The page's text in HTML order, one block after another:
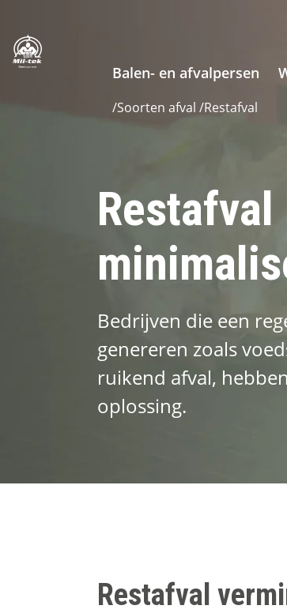
Balen- en afvalpersen
/Soorten afval /Restafval
Bedrijven die een
genereren zoals
ruikend afval,
oplossing.
Restafval